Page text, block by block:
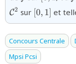
C2 sur {[0,1]}
[0, 1] et
Concours Centrale
Mpsi Pcsi